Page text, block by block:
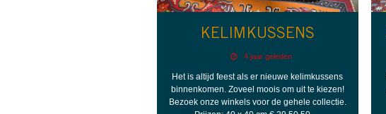
KELIMKUSSENS
4 jaar geleden
Het is altijd feest als er nieuwe kelimkussens
binnenkomen. Zoveel moois om uit te kiezen!
Bezoek onze winkels voor de gehele collectie.